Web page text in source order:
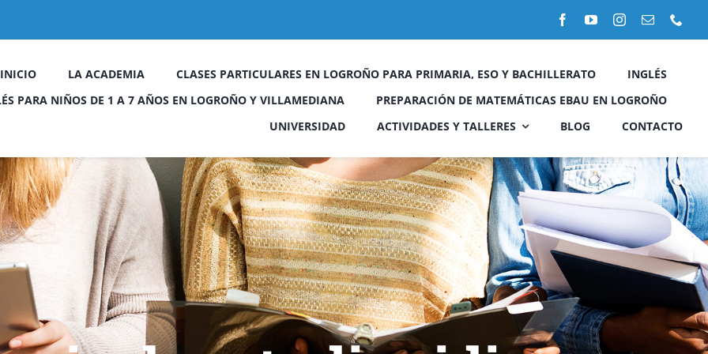
INICIO LA ACADEMIA CLASES PARTICULARES EN LOGROÑO PARA PRIMARIA, ESO Y BACHILLERATO
INGLÉS
PARA NIÑOS DE 1 A 7 AÑOS EN LOGROÑO Y VILLAMEDIANA
PREPARACIÓN DE MATEMÁTICAS EBAU EN LOGROÑO
UNIVERSIDAD
ACTIVIDADES Y TALLERES
Escape Street Taller técnicas de estudio
BLOG CONTACTO